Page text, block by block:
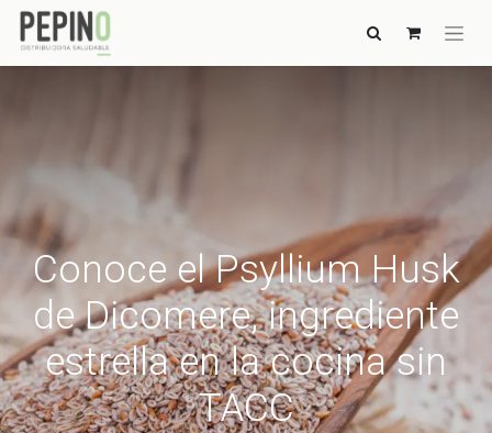
Conoce el Psyllium Husk
de Dicomere, ingrediente
estrella en la cocina sin
TACC